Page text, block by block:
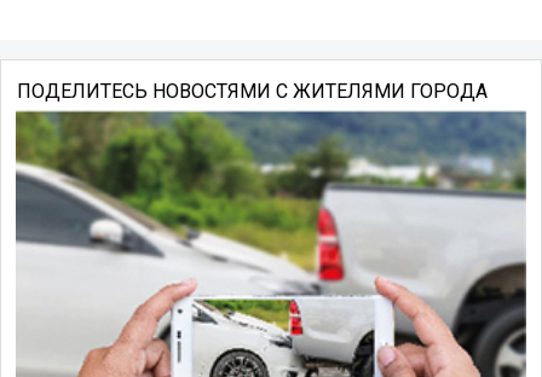
ПОДЕЛИТЕСЬ НОВОСТЯМИ С ЖИТЕЛЯМИ ГОРОДА